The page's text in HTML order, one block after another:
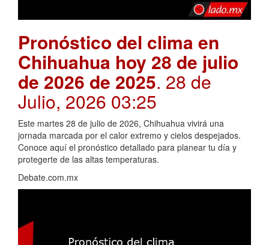
Pronóstico del clima en
Chihuahua hoy 28 de julio
de 2026 de 2025. 28 de
Julio, 2026 03:25
Este martes 28 de julio de 2026, Chihuahua vivirá una
jornada marcada por el calor extremo y cielos despejados.
Conoce aquí el pronóstico detallado para planear tu día y
protegerte de las altas temperaturas.
Debate.com.mx